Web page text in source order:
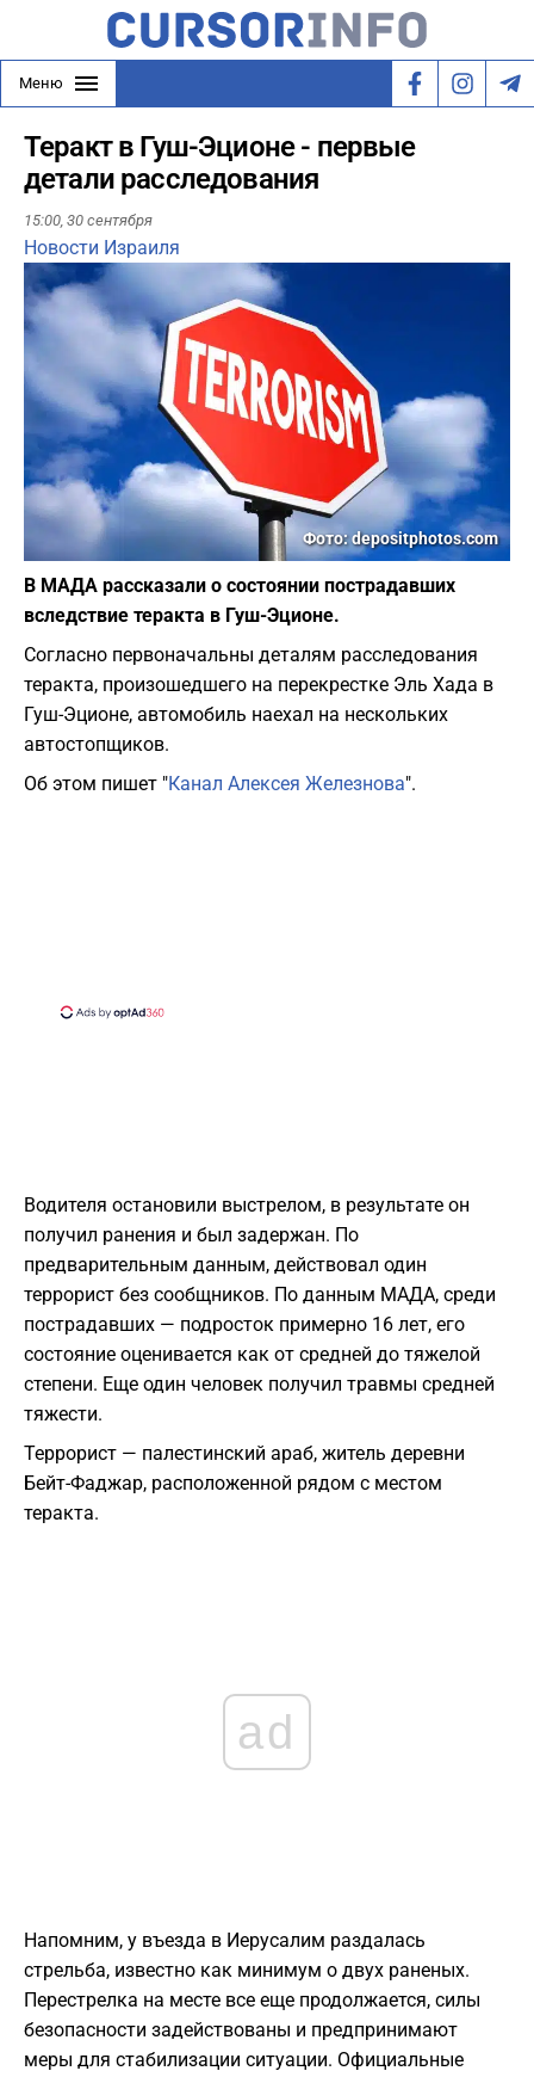
Меню
Теракт в Гуш-Эционе - первые
детали расследования
15:00, 30 сентября
Новости Израиля
Фото: depositphotos.com
В МАДА рассказали о состоянии пострадавших
вследствие теракта в Гуш-Эционе.
Согласно первоначальны деталям расследования
теракта, произошедшего на перекрестке Эль Хада в
Гуш-Эционе, автомобиль наехал на нескольких
автостопщиков.
Об этом пишет "Канал Алексея Железнова".
Водителя остановили выстрелом, в результате он
получил ранения и был задержан. По
предварительным данным, действовал один
террорист без сообщников. По данным МАДА, среди
пострадавших — подросток примерно 16 лет, его
состояние оценивается как от средней до тяжелой
степени. Еще один человек получил травмы средней
тяжести.
Террорист — палестинский араб, житель деревни
Бейт-Фаджар, расположенной рядом с местом
теракта.
ad
Напомним, у въезда в Иерусалим раздалась
стрельба, известно как минимум о двух раненых.
Перестрелка на месте все еще продолжается, силы
безопасности задействованы и предпринимают
меры для стабилизации ситуации. Официальные